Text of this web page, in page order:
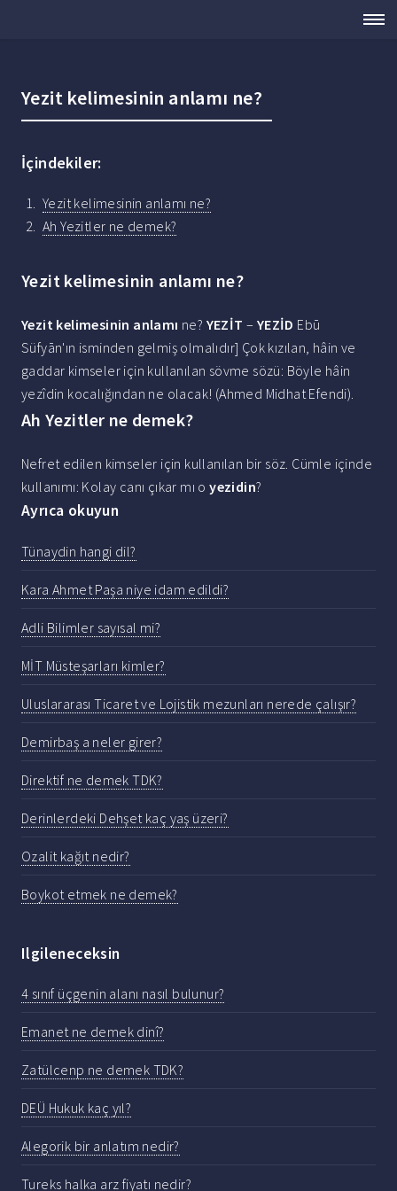
Yezit kelimesinin anlamı ne?
İçindekiler:
Yezit kelimesinin anlamı ne?
Ah Yezitler ne demek?
Yezit kelimesinin anlamı ne?
Yezit kelimesinin anlamı ne? YEZİT – YEZİD Ebū
Süfyān'ın isminden gelmiş olmalıdır] Çok kızılan, hâin ve
gaddar kimseler için kullanılan sövme sözü: Böyle hâin
yezîdin kocalığından ne olacak! (Ahmed Midhat Efendi).
Ah Yezitler ne demek?
Nefret edilen kimseler için kullanılan bir söz. Cümle içinde
kullanımı: Kolay canı çıkar mı oyezidin?
Ayrıca okuyun
Tünaydin hangi dil?
Kara Ahmet Paşa niye idam edildi?
Adli Bilimler sayısal mi?
MİT Müsteşarları kimler?
Uluslararası Ticaret ve Lojistik mezunları nerede çalışır?
Demirbaş a neler girer?
Direktif ne demek TDK?
Derinlerdeki Dehşet kaç yaş üzeri?
Ozalit kağıt nedir?
Boykot etmek ne demek?
Ilgileneceksin
4 sınıf üçgenin alanı nasıl bulunur?
Emanet ne demek dinî?
Zatülcenp ne demek TDK?
DEÜ Hukuk kaç yıl?
Alegorik bir anlatım nedir?
Tureks halka arz fiyatı nedir?